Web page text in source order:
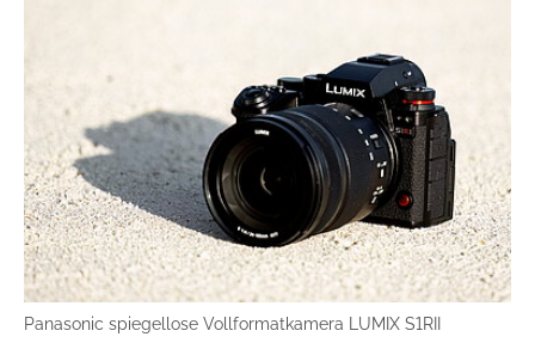
Panasonic spiegellose Vollformatkamera LUMIX S1RII